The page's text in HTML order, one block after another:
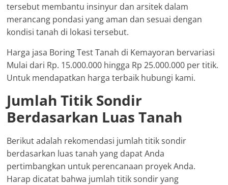
tersebut membantu insinyur dan arsitek dalam
merancang pondasi yang aman dan sesuai dengan
kondisi tanah di lokasi tersebut.
Harga jasa Boring Test Tanah di Kemayoran bervariasi
Mulai dari Rp. 15.000.000 hingga Rp 25.000.000 per titik.
Untuk mendapatkan harga terbaik hubungi kami.
Jumlah Titik Sondir
Berdasarkan Luas Tanah
Berikut adalah rekomendasi jumlah titik sondir
berdasarkan luas tanah yang dapat Anda
pertimbangkan untuk perencanaan proyek Anda.
Harap dicatat bahwa jumlah titik sondir yang